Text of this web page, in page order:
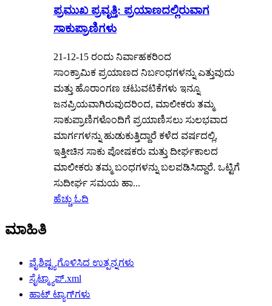
ಪ್ರಮುಖ ಪ್ರವೃತ್ತಿ: ಪ್ರಯಾಣದಲ್ಲಿರುವಾಗ
ಸಾಕುಪ್ರಾಣಿಗಳು
21-12-15 ರಂದು ನಿರ್ವಾಹಕರಿಂದ
ಸಾಂಕ್ರಾಮಿಕ ಪ್ರಯಾಣದ ನಿರ್ಬಂಧಗಳನ್ನು ಎತ್ತುವುದು
ಮತ್ತು ಹೊರಾಂಗಣ ಚಟುವಟಿಕೆಗಳು ಇನ್ನೂ
ಜನಪ್ರಿಯವಾಗಿರುವುದರಿಂದ, ಮಾಲೀಕರು ತಮ್ಮ
ಸಾಕುಪ್ರಾಣಿಗಳೊಂದಿಗೆ ಪ್ರಯಾಣಿಸಲು ಸುಲಭವಾದ
ಮಾರ್ಗಗಳನ್ನು ಹುಡುಕುತ್ತಿದ್ದಾರೆ ಕಳೆದ ವರ್ಷದಲ್ಲಿ,
ಇತ್ತೀಚಿನ ಸಾಕು ಪೋಷಕರು ಮತ್ತು ದೀರ್ಘಕಾಲದ
ಮಾಲೀಕರು ತಮ್ಮ ಬಂಧಗಳನ್ನು ಬಲಪಡಿಸಿದ್ದಾರೆ. ಒಟ್ಟಿಗೆ
ಸುದೀರ್ಘ ಸಮಯ ಹಾ...
ಹೆಚ್ಚು ಓದಿ
ಮಾಹಿತಿ
ವೈಶಿಷ್ಟ್ಯಗೊಳಿಸಿದ ಉತ್ಪನ್ನಗಳು
ಸೈಟ್ಮ್ಯಾಪ್.xml
ಹಾಟ್ ಟ್ಯಾಗ್‌ಗಳು